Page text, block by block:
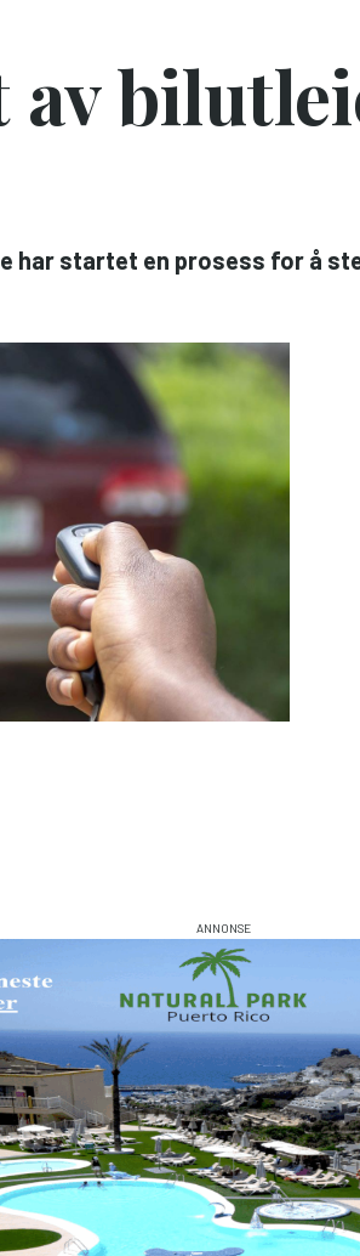
har startet en prosess for å